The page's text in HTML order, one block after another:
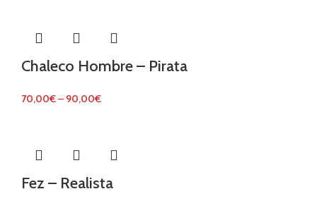
Chaleco Hombre – Pirata
70,00€– 90,00€
Fez – Realista